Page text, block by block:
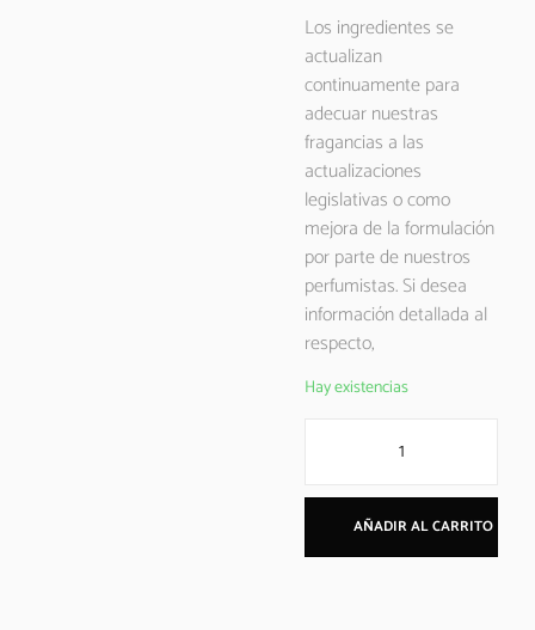
Los ingredientes se
actualizan
continuamente para
adecuar nuestras
fragancias a las
actualizaciones
legislativas o como
mejora de la formulación
por parte de nuestros
perfumistas. Si desea
información detallada al
respecto,
Hay existencias
AÑADIR AL CARRITO